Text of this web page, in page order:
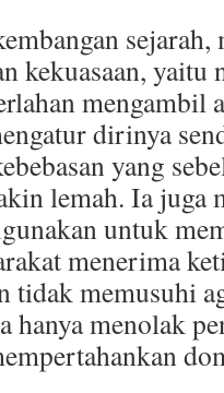
kekuasaan, yaitu
mengambil
dirinya
yang
lemah. Ia
untuk
menerima
memusuhi
menolak